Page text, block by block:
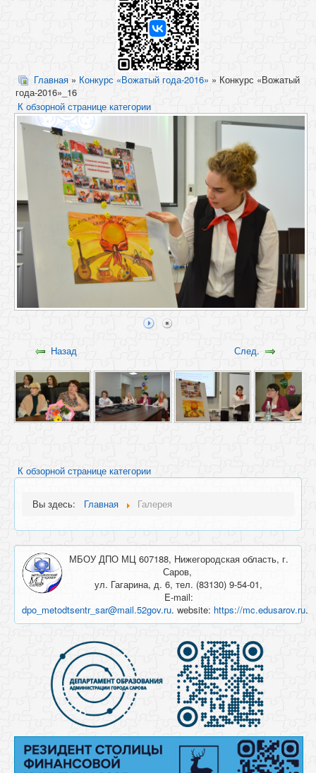
Главная » Конкурс «Вожатый года-2016» » Конкурс «Вожатый
года-2016»_16
К обзорной странице категории
Назад След.
К обзорной странице категории
Вы здесь: Главная Галерея
МБОУ ДПО МЦ 607188, Нижегородская область, г.
Саров,
ул. Гагарина, д. 6, тел. (83130) 9-54-01,
E-mail:
dpo_metodtsentr_sar@mail.52gov.ru. website: https://mc.edusarov.ru.